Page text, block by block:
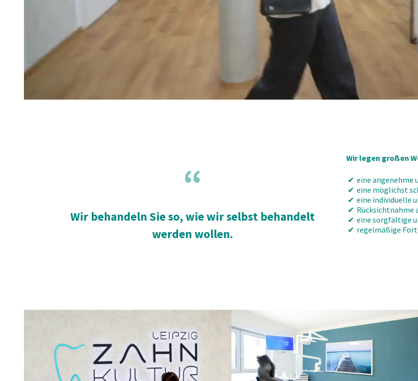
Wir behandeln Sie so, wie wir selbst behandelt
werden wollen.
Wir legen großen
eine angenehme
eine möglichst
eine individuelle
Rücksichtnahme
eine sorgfältige
regelmäßige